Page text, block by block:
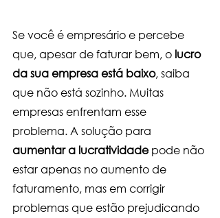
Se você é empresário e percebe
que, apesar de faturar bem, o lucro
da sua empresa está baixo, saiba
que não está sozinho. Muitas
empresas enfrentam esse
problema. A solução para
aumentar a lucratividade pode não
estar apenas no aumento de
faturamento, mas em corrigir
problemas que estão prejudicando